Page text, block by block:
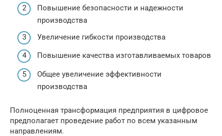
Повышение безопасности и надежности
производства
Увеличение гибкости производства
Повышение качества изготавливаемых товаров
Общее увеличение эффективности
производства
Полноценная трансформация предприятия в цифровое
предполагает проведение работ по всем указанным
направлениям.